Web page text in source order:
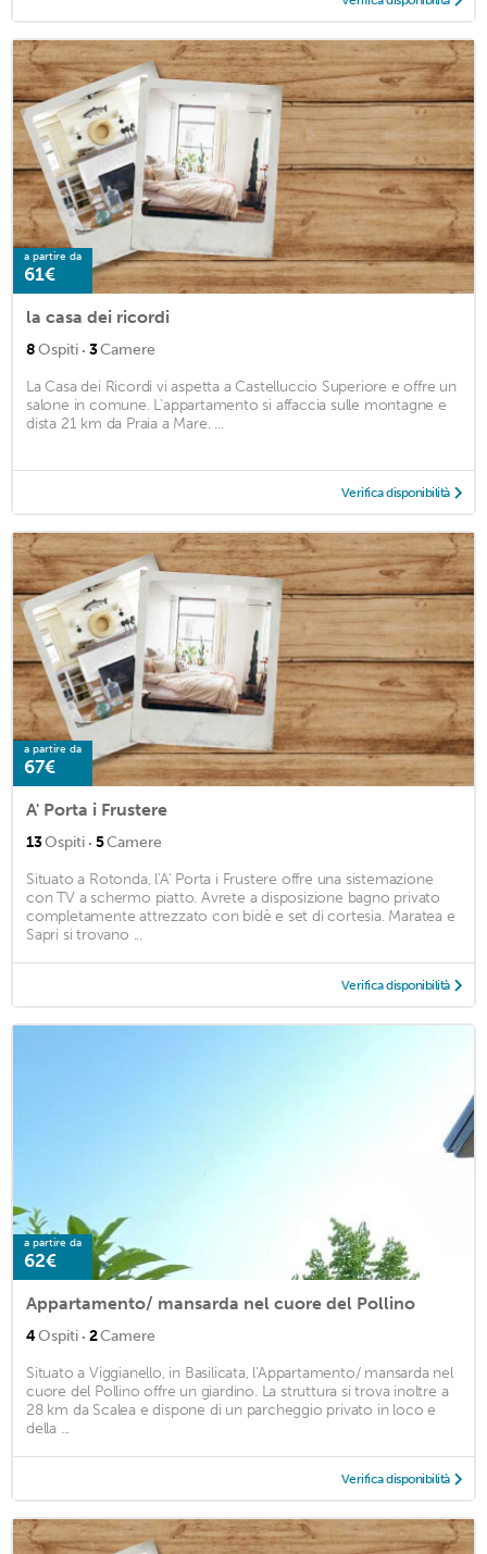
a partire da
61€
la casa dei ricordi
8Ospiti · 3Camere
La Casa dei Ricordi vi aspetta a Castelluccio Superiore e offre un
salone in comune. L'appartamento si affaccia sulle montagne e
dista 21 km da Praia a Mare. ...
Verifica disponibilità
a partire da
67€
A' Porta i Frustere
13Ospiti · 5Camere
Situato a Rotonda, l'A' Porta i Frustere offre una sistemazione
con TV a schermo piatto. Avrete a disposizione bagno privato
completamente attrezzato con bidè e set di cortesia. Maratea e
Sapri si trovano ...
Verifica disponibilità
a partire da
62€
Appartamento/ mansarda nel cuore del Pollino
4Ospiti · 2Camere
Situato a Viggianello, in Basilicata, l'Appartamento/ mansarda nel
cuore del Pollino offre un giardino. La struttura si trova inoltre a
28 km da Scalea e dispone di un parcheggio privato in loco e
della ...
Verifica disponibilità